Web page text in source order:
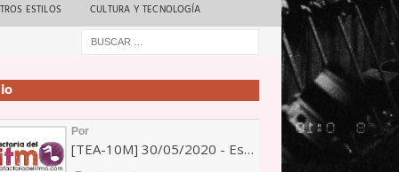
ESTILOS CULTURA Y TECNOLOGÍA